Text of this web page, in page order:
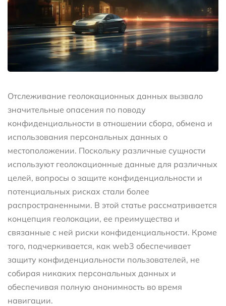
Отслеживание геолокационных данных вызвало
значительные опасения по поводу
конфиденциальности в отношении сбора, обмена и
использования персональных данных о
местоположении. Поскольку различные сущности
используют геолокационные данные для различных
целей, вопросы о защите конфиденциальности и
потенциальных рисках стали более
распространенными. В этой статье рассматривается
концепция геолокации, ее преимущества и
связанные с ней риски конфиденциальности. Кроме
того, подчеркивается, как web3 обеспечивает
защиту конфиденциальности пользователей, не
собирая никаких персональных данных и
обеспечивая полную анонимность во время
навигации.